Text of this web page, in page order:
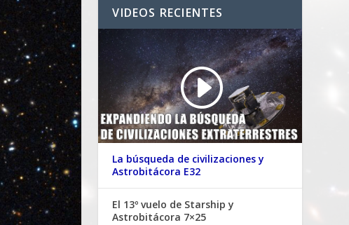
VIDEOS RECIENTES
La búsqueda de civilizaciones y
Astrobitácora E32
El 13º vuelo de Starship y
Astrobitácora 7×25